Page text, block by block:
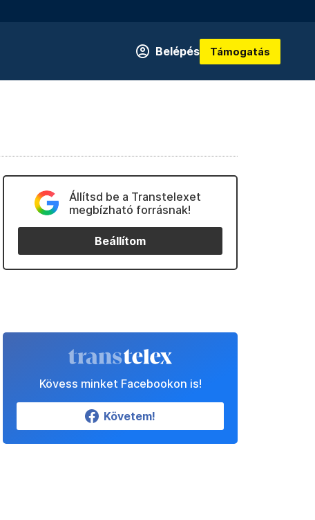
Belépés Támogatás
Állítsd be a Transtelexet
megbízható forrásnak!
Beállítom
Kövess minket Facebookon is!
Követem!